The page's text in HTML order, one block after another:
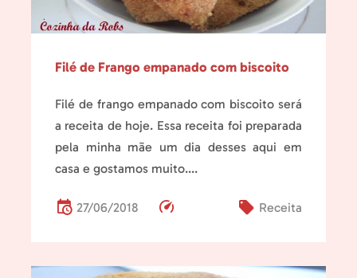
Filé de Frango empanado com biscoito
Filé de frango empanado com biscoito será
a receita de hoje. Essa receita foi preparada
pela minha mãe um dia desses aqui em
casa e gostamos muito....
27/06/2018 Receita